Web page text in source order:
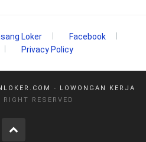
Loker
Facebook
Privacy Policy
- LOWONGAN KERJA
RIGHT RESERVED